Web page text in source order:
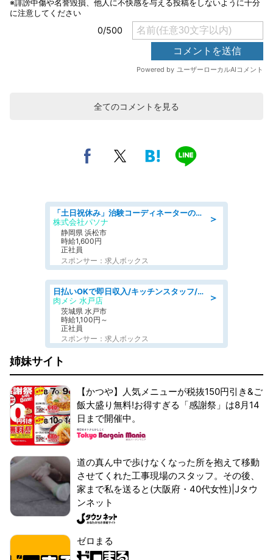
全てのコメントを見る
＞
「土日祝休み」治験コーディネーターのお仕事/未経験OK
株式会社パソナ
静岡県 浜松市
時給1,600円
正社員
スポンサー：求人ボックス
＞
日払いOKで即日収入/キッチンスタッフ/「原付免許必須」デリバリー業務など、自己成長可能な幅広い仕事に挑戦!髪型自由&ピアス・ネイルOK/茨城県/水戸市
肉メシ 水戸店
茨城県 水戸市
時給1,100円～
正社員
スポンサー：求人ボックス
姉妹サイト
【かつや】人気メニューが税抜150円引き&ご
飯大盛り無料!お得すぎる「感謝祭」は8月14
日まで開催中。
道の真ん中で歩けなくなった所を抱えて移動
させてくれた工事現場のスタッフ。その後、
家まで私を送ると(大阪府・40代女性)|Jタウ
ンネット
ゼロまる